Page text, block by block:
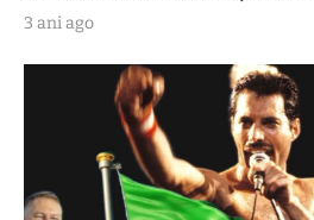
3 ani ago